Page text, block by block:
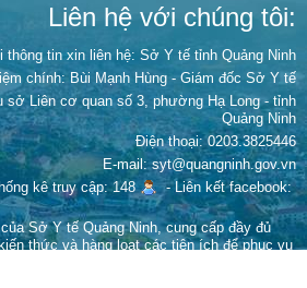
Liên hệ với chúng tôi:
thông tin xin liên hệ: Sở Y tế tỉnh Quảng Ninh
chính: Bùi Mạnh Hùng - Giám đốc Sở Y tế
sở Liên cơ quan số 3, phường Hạ Long - tỉnh
Quảng Ninh
Điện thoại: 0203.3825446
E-mail: syt@quangninh.gov.vn
kê truy cập: 148
-Liên kết facebook:
Sở Y tế Quảng Ninh, cung cấp đầy đủ
thức và hàng loạt các tiện ích để phục vụ